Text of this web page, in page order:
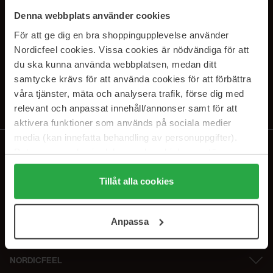
Denna webbplats använder cookies
För att ge dig en bra shoppingupplevelse använder
Nordicfeel cookies. Vissa cookies är nödvändiga för att
du ska kunna använda webbplatsen, medan ditt
samtycke krävs för att använda cookies för att förbättra
våra tjänster, mäta och analysera trafik, förse dig med
relevant och anpassat innehåll/annonser samt för att
aktivera funktioner som används på sociala medier
media (kan innefatta behandling av personuppgifter).
Genom att trycka på "Tillåt alla cookies" accepterar du
alla cookies, medan du under "Detaljer" kan anpassa
användningen av cookies. Du kan när som helst återkalla
samt vår Integritetspolicy.
Tillåt alla cookies
Anpassa
SUBSCRIBE TO OUR
NEWSLETTER
E-postadresse
Ved å abonnere godtar du vårpersonvernerklæring. Du kan melde deg
NORDICFEEL